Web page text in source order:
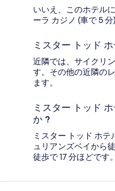
いいえ、このホテル
ーラ カジノ (車で 5 分
ミスター トッド
近隣では、サイクリ
す。その他の近隣の
ます。
ミスター トッド
か ?
ミスター トッド ホ
ュリアンズベイから
徒歩で 17 分ほどです。